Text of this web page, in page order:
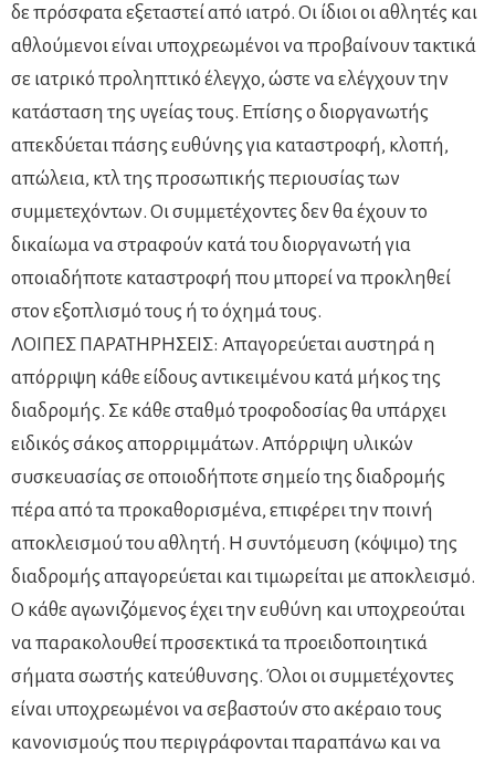
δε πρόσφατα εξεταστεί από ιατρό. Οι ίδιοι οι αθλητές και
αθλούμενοι είναι υποχρεωμένοι να προβαίνουν τακτικά
σε ιατρικό προληπτικό έλεγχο, ώστε να ελέγχουν την
κατάσταση της υγείας τους. Επίσης ο διοργανωτής
απεκδύεται πάσης ευθύνης για καταστροφή, κλοπή,
απώλεια, κτλ της προσωπικής περιουσίας των
συμμετεχόντων. Οι συμμετέχοντες δεν θα έχουν το
δικαίωμα να στραφούν κατά του διοργανωτή για
οποιαδήποτε καταστροφή που μπορεί να προκληθεί
στον εξοπλισμό τους ή το όχημά τους.
ΛΟΙΠΕΣ ΠΑΡΑΤΗΡΗΣΕΙΣ: Απαγορεύεται αυστηρά η
απόρριψη κάθε είδους αντικειμένου κατά μήκος της
διαδρομής. Σε κάθε σταθμό τροφοδοσίας θα υπάρχει
ειδικός σάκος απορριμμάτων. Απόρριψη υλικών
συσκευασίας σε οποιοδήποτε σημείο της διαδρομής
πέρα από τα προκαθορισμένα, επιφέρει την ποινή
αποκλεισμού του αθλητή. Η συντόμευση (κόψιμο) της
διαδρομής απαγορεύεται και τιμωρείται με αποκλεισμό.
Ο κάθε αγωνιζόμενος έχει την ευθύνη και υποχρεούται
να παρακολουθεί προσεκτικά τα προειδοποιητικά
σήματα σωστής κατεύθυνσης. Όλοι οι συμμετέχοντες
είναι υποχρεωμένοι να σεβαστούν στο ακέραιο τους
κανονισμούς που περιγράφονται παραπάνω και να